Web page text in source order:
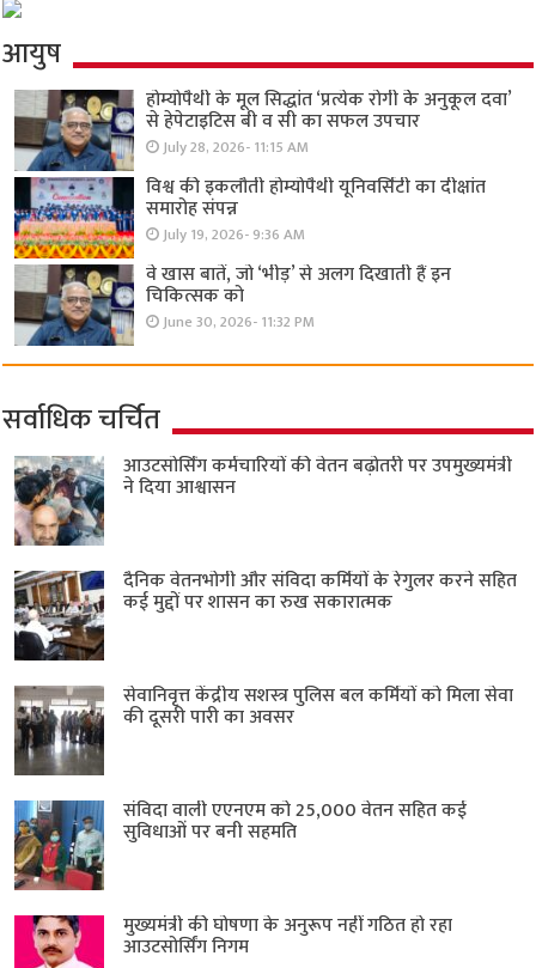
आयुष
होम्योपैथी के मूल सिद्धांत ‘प्रत्येक रोगी केे अनुकूल दवा’
से हेपेटाइटिस बी व सी का सफल उपचार
July 28, 2026- 11:15 AM
विश्व की इकलौती होम्योपैथी यूनिवर्सिटी का दीक्षांत
समारोह संपन्न
July 19, 2026- 9:36 AM
वे खास बातें, जो ‘भीड़’ से अलग दिखाती हैं इन
चिकित्सक को
June 30, 2026- 11:32 PM
सर्वाधिक चर्चित
आउटसोर्सिंग कर्मचारियों की वेतन बढ़ोतरी पर उपमुख्यमंत्री
ने दिया आश्वासन
दैनिक वेतनभोगी और संविदा कर्मियों के रेगुलर करने सहित
कई मुद्दों पर शासन का रुख सकारात्मक
सेवानिवृत्त केंद्रीय सशस्त्र पुलिस बल ​कर्मियों को मिला सेवा
की दूसरी पारी का अवसर
संविदा वाली एएनएम को 25,000 वेतन सहित कई
सुविधाओं पर बनी सहमति
मुख्यमंत्री की घोषणा के अनुरूप नहीं गठित हो रहा
आउटसोर्सिंग निगम